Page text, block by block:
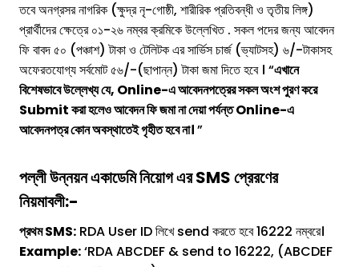
তবে অনগ্রসর নাগরিক (ক্ষুদ্র নৃ-গোষ্ঠী, শারীরিক প্রতিবন্ধী ও তৃতীয় লিঙ্গ)
প্রার্থীদের ক্ষেত্রে ০১-২৬ নম্বর ক্রমিকে উল্লেখিত . সকল পদের জন্য আবেদন
ফি বাবদ ৫০ (পঞ্চাশ) টাকা ও টেলিটক এর সার্ভিস চার্জ (ভ্যাটসহ) ৬/-টাকাসহ
অফেরতযোগ্য সর্বমোট ৫৬/-(ছাপান্ন) টাকা জমা দিতে হবে । “এখানে
বিশেষভাবে উল্লেখ্য যে, Online-এ আবেদনপত্রের সকল অংশ পুরণ করে
Submit করা হলেও আবেদন ফি জমা না দেয়া পর্যন্ত Online-এ
আবেদনপত্র কোন অবস্থাতেই গৃহীত হবে না।”
পল্লী উন্নয়ন একাডেমিনিয়োগ এর SMS প্রেরণের
নিয়মাবলী:-
প্রথম SMS: RDA User ID লিখে send করতে হবে 16222 নম্বরে।
Example:‘RDA ABCDEF & send to 16222, (ABCDEF